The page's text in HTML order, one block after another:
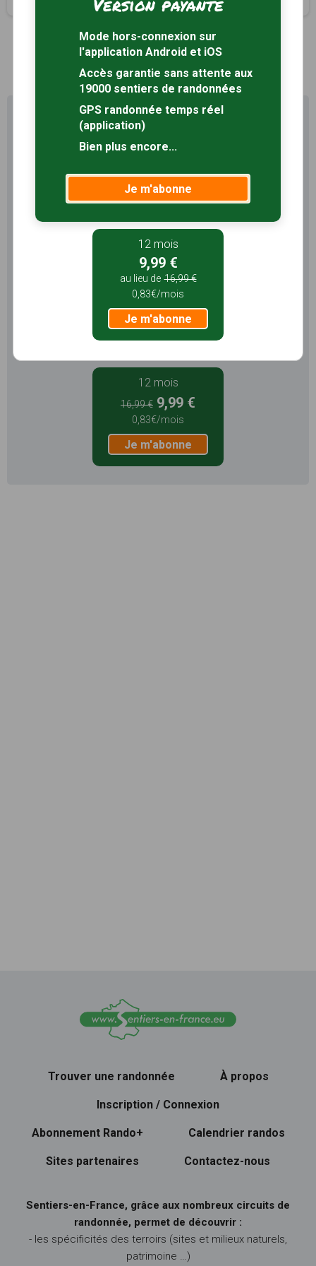
1
Profitez au maximum de
Sentiers en France avec rando
Le compteRando
permet de profiter de tout le
potentiel qu'offre Sentiers en France :
Mode hors-connexion
3 mois
5,99 €
1,99€/mois
Je m'abonne
12 mois
16,99 € 9,99 €
0,83€/mois
Je m'abonne
Trouver une randonnée À propos
Inscription / Connexion
Abonnement Rando+ Calendrier randos
Sites partenaires Contactez-nous
Sentiers-en-France, grâce aux nombreux circuits de
randonnée, permet de découvrir :
- les spécificités des terroirs (sites et milieux naturels,
patrimoine …)
Mode hors-connexion sur
l'application Android et iOS
Accès garantie sans attente aux
19000 sentiers de randonnées
GPS randonnée temps réel
(application)
Bien plus encore...
Je m'abonne
12 mois
9,99 €
au lieu de 16,99 €
0,83€/mois
Je m'abonne